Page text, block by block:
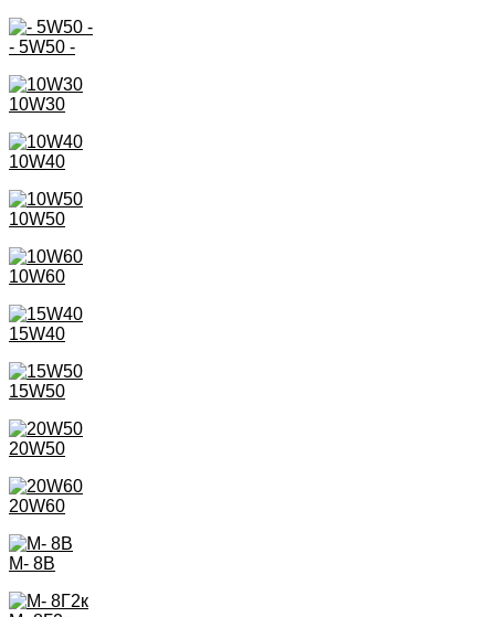
- 5W50 -
10W30
10W40
10W50
10W60
15W40
15W50
20W50
20W60
М- 8В